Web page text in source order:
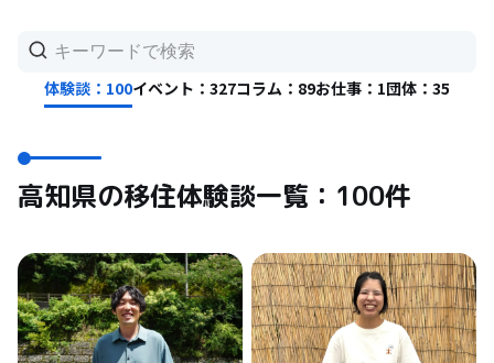
体験談：100イベント：327コラム：89お仕事：1団体：35
高知県の移住体験談一覧：100件